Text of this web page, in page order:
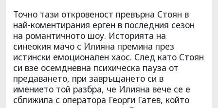
Точно тази откровеност превърна Стоян в
най-коментирания ерген в последния сезон
на романтичното шоу. Историята на
синеокия мачо с Илияна премина през
истински емоционален хаос. След като Стоян
си взе осемдневна психическа пауза от
предаването, при завръщането си в
имението той разбра, че Илияна вече се е
сближила с оператора Георги Гатев, който